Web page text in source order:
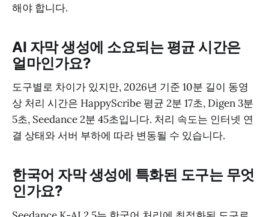
해야 합니다.
AI 자막 생성에 소요되는 평균 시간은
얼마인가요?
도구별로 차이가 있지만, 2026년 기준 10분 길이 동영
상 처리 시간은 HappyScribe 평균 2분 17초, Digen 3분
5초, Seedance 2분 45초입니다. 처리 속도는 인터넷 연
결 상태와 서버 부하에 따라 변동될 수 있습니다.
한국어 자막 생성에 특화된 도구는 무엇
인가요?